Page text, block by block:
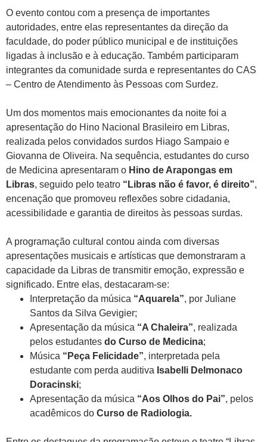
O evento contou com a presença de importantes
autoridades, entre elas representantes da direção da
faculdade, do poder público municipal e de instituições
ligadas à inclusão e à educação. Também participaram
integrantes da comunidade surda e representantes do CAS
– Centro de Atendimento às Pessoas com Surdez.
Um dos momentos mais emocionantes da noite foi a
apresentação do Hino Nacional Brasileiro em Libras,
realizada pelos convidados surdos Hiago Sampaio e
Giovanna de Oliveira. Na sequência, estudantes do curso
de Medicina apresentaram o Hino de Arapongas em
Libras, seguido pelo teatro “Libras não é favor, é direito”,
encenação que promoveu reflexões sobre cidadania,
acessibilidade e garantia de direitos às pessoas surdas.
A programação cultural contou ainda com diversas
apresentações musicais e artísticas que demonstraram a
capacidade da Libras de transmitir emoção, expressão e
significado. Entre elas, destacaram-se:
Interpretação da música “Aquarela”, por Juliane
Santos da Silva Gevigier;
Apresentação da música “A Chaleira”, realizada
pelos estudantes do Curso de Medicina;
Música “Peça Felicidade”, interpretada pela
estudante com perda auditiva Isabelli Delmonaco
Doracinski;
Apresentação da música “Aos Olhos do Pai”, pelos
acadêmicos do Curso de Radiologia.